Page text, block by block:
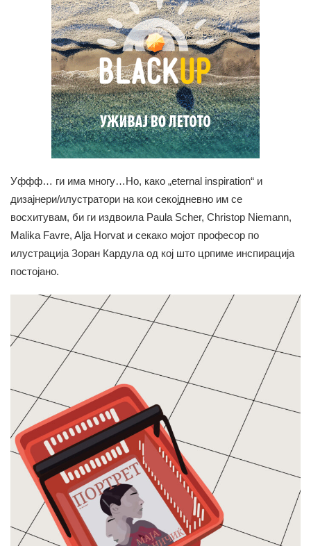
Уффф… ги има многу…Но, како „eternal inspiration“ и
дизајнери/илустратори на кои секојдневно им се
восхитувам, би ги издвоила Paula Scher, Christop Niemann,
Malika Favre, Alja Horvat и секако мојот професор по
илустрација Зоран Кардула од кој што црпиме инспирација
постојано.